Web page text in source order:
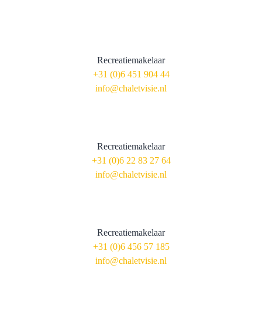
Recreatiemakelaar
+31 (0)6 451 904 44
info@chaletvisie.nl
Recreatiemakelaar
+31 (0)6 22 83 27 64
info@chaletvisie.nl
Recreatiemakelaar
+31 (0)6 456 57 185
info@chaletvisie.nl